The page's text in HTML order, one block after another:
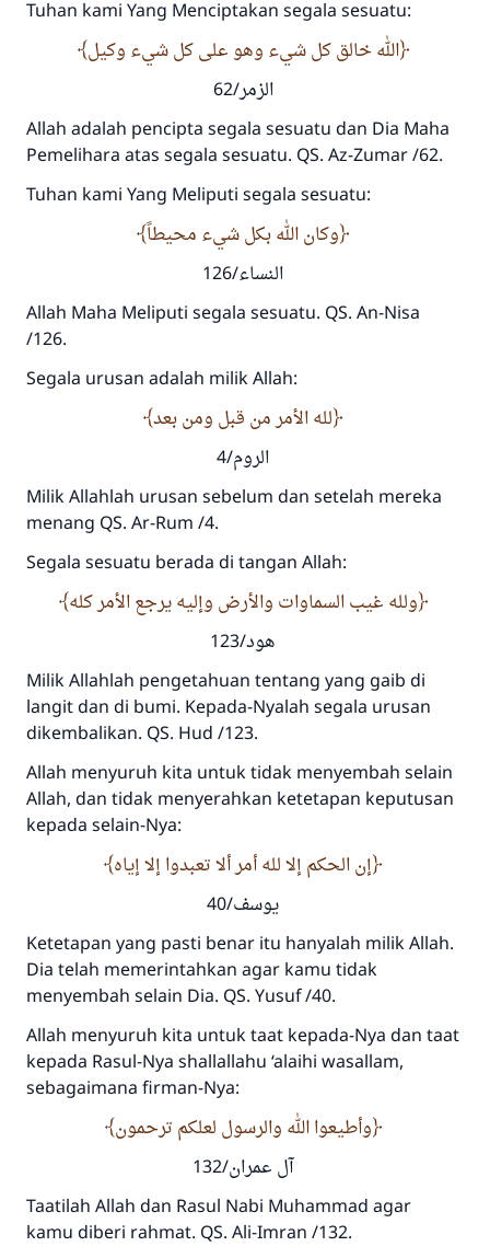
Tuhan kami Yang Menciptakan segala sesuatu:
الله خالق كل شيء وهو على كل شيء وكيل
الزمر/62
Allah adalah pencipta segala sesuatu dan Dia Maha
Pemelihara atas segala sesuatu. QS. Az-Zumar /62.
Tuhan kami Yang Meliputi segala sesuatu:
وكان الله بكل شيء محيطاً
النساء/126
Allah Maha Meliputi segala sesuatu. QS. An-Nisa
/126.
Segala urusan adalah milik Allah:
لله الأمر من قبل ومن بعد
الروم/4
Milik Allahlah urusan sebelum dan setelah mereka
menang QS. Ar-Rum /4.
Segala sesuatu berada di tangan Allah:
ولله غيب السماوات والأرض وإليه يرجع الأمر كله
هود/123
Milik Allahlah pengetahuan tentang yang gaib di
langit dan di bumi. Kepada-Nyalah segala urusan
dikembalikan. QS. Hud /123.
Allah menyuruh kita untuk tidak menyembah selain
Allah, dan tidak menyerahkan ketetapan keputusan
kepada selain-Nya:
إن الحكم إلا لله أمر ألا تعبدوا إلا إياه
يوسف/40
Ketetapan yang pasti benar itu hanyalah milik Allah.
Dia telah memerintahkan agar kamu tidak
menyembah selain Dia. QS. Yusuf /40.
Allah menyuruh kita untuk taat kepada-Nya dan taat
kepada Rasul-Nya shallallahu ‘alaihi wasallam,
sebagaimana firman-Nya:
وأطيعوا الله والرسول لعلكم ترحمون
آل عمران/132
Taatilah Allah dan Rasul Nabi Muhammad agar
kamu diberi rahmat. QS. Ali-Imran /132.
menyelamatkan pernikahan.
Bantu kami dalam memberikan jawaban untuk umat
"Siapa yang menunjukkan suatu kebaikan,
meka dia akan mendapatkan pahala yang
sama dengan orang yang melakukannya"
MUSLIM, 1893
Saham